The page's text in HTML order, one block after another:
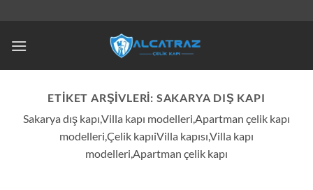
ETIKET ARŞIVLERI: SAKARYA DIŞ KAPI
Sakarya dış kapı,Villa kapı modelleri,Apartman çelik kapı
modelleri,Çelik kapıiVilla kapısı,Villa kapı
modelleri,Apartman çelik kapı